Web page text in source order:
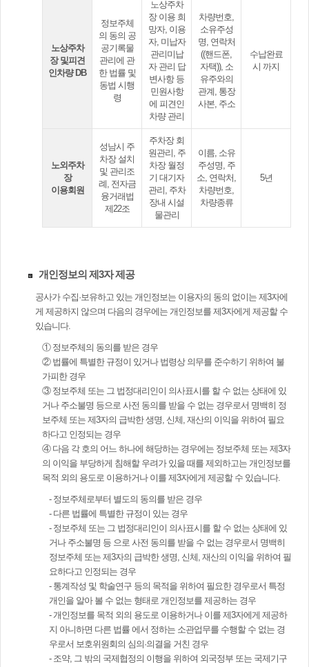
노상주차
장 및피견
인차량 DB
정보주체
의 동의 공
공기록물
관리에 관
한 법률 및
동법 시행
령
노상주차
장 이용 희
망자, 이용
자, 미납자
관리미납
자 관리 답
변사항 등
민원사항
에 피견인
차량 관리
차량번호,
소유주성
명, 연락처
((핸드폰,
자택)), 소
유주와의
관계, 통장
사본, 주소
수납완료
시 까지
노외주차
장
이용회원
성남시 주
차장 설치
및 관리조
례, 전자금
융거래법
제22조
주차장 회
원관리, 주
차장 월정
기 대기자
관리, 주차
장내 시설
물관리
이름, 소유
주성명, 주
소, 연락처,
차량번호,
차량종류
5년
개인정보의 제3자 제공
공사가 수집·보유하고 있는 개인정보는 이용자의 동의 없이는 제3자에
게 제공하지 않으며 다음의 경우에는 개인정보를 제3자에게 제공할 수
있습니다.
① 정보주체의 동의를 받은 경우
② 법률에 특별한 규정이 있거나 법령상 의무를 준수하기 위하여 불
가피한 경우
③ 정보주체 또는 그 법정대리인이 의사표시를 할 수 없는 상태에 있
거나 주소불명 등으로 사전 동의를 받을 수 없는 경우로서 명백히 정
보주체 또는 제3자의 급박한 생명, 신체, 재산의 이익을 위하여 필요
하다고 인정되는 경우
④ 다음 각 호의 어느 하나에 해당하는 경우에는 정보주체 또는 제3자
의 이익을 부당하게 침해할 우려가 있을 때를 제외하고는 개인정보를
목적 외의 용도로 이용하거나 이를 제3자에게 제공할 수 있습니다.
- 정보주체로부터 별도의 동의를 받은 경우
- 다른 법률에 특별한 규정이 있는 경우
- 정보주체 또는 그 법정대리인이 의사표시를 할 수 없는 상태에 있
거나 주소불명 등 으로 사전 동의를 받을 수 없는 경우로서 명백히
정보주체 또는 제3자의 급박한 생명, 신체, 재산의 이익을 위하여 필
요하다고 인정되는 경우
- 통계작성 및 학술연구 등의 목적을 위하여 필요한 경우로서 특정
개인을 알아 볼 수 없는 형태로 개인정보를 제공하는 경우
- 개인정보를 목적 외의 용도로 이용하거나 이를 제3자에게 제공하
지 아니하면 다른 법률 에서 정하는 소관업무를 수행할 수 없는 경
우로서 보호위원회의 심의·의결을 거친 경우
- 조약, 그 밖의 국제협정의 이행을 위하여 외국정부 또는 국제기구